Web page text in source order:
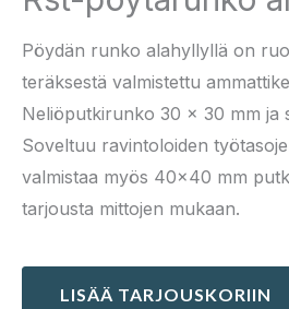
Pöydän runko alahyllyllä on
teräksestä valmistettu
Neliöputkirunko 30 × 30 mm ja
Soveltuu ravintoloiden
valmistaa myös 40×40 mm
tarjousta mittojen mukaan.
LISÄÄ TARJOUSKORIIN